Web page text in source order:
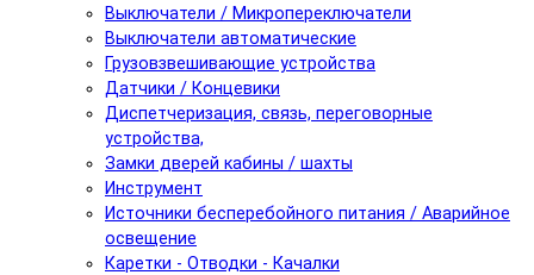
Выключатели / Микропереключатели
Выключатели автоматические
Грузовзвешивающие устройства
Датчики / Концевики
Диспетчеризация, связь, переговорные
устройства,
Замки дверей кабины / шахты
Инструмент
Источники бесперебойного питания / Аварийное
освещение
Каретки - Отводки - Качалки